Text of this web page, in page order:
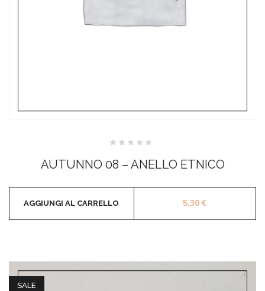
su
5
AUTUNNO 08 – ANELLO ETNICO
5,30€
AGGIUNGI AL CARRELLO
SALE